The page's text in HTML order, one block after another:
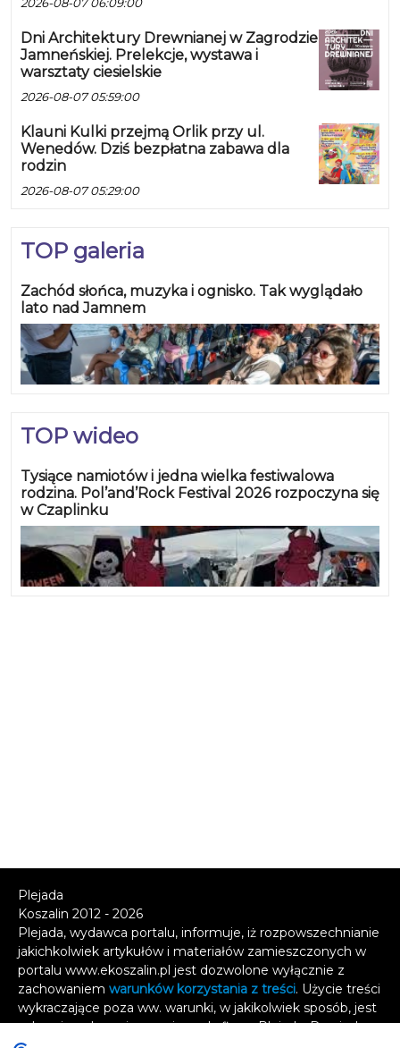
Dni Architektury Drewnianej w Zagrodzie
Jamneńskiej. Prelekcje, wystawa i
warsztaty ciesielskie
2026-08-07 05:59:00
Klauni Kulki przejmą Orlik przy ul.
Wenedów. Dziś bezpłatna zabawa dla
rodzin
2026-08-07 05:29:00
TOP galeria
Zachód słońca, muzyka i ognisko. Tak wyglądało
lato nad Jamnem
TOP wideo
Tysiące namiotów i jedna wielka festiwalowa
rodzina. Pol’and’Rock Festival 2026 rozpoczyna się
w Czaplinku
Plejada
Koszalin 2012 - 2026
Plejada, wydawca portalu, informuje, iż rozpowszechnianie
jakichkolwiek artykułów i materiałów zamieszczonych w
portalu www.ekoszalin.pl jest dozwolone wyłącznie z
zachowaniem warunków korzystania z treści. Użycie treści
wykraczające poza ww. warunki, w jakikolwiek sposób, jest
zabronione bez pisemnej zgody firmy Plejada. Dowiedz